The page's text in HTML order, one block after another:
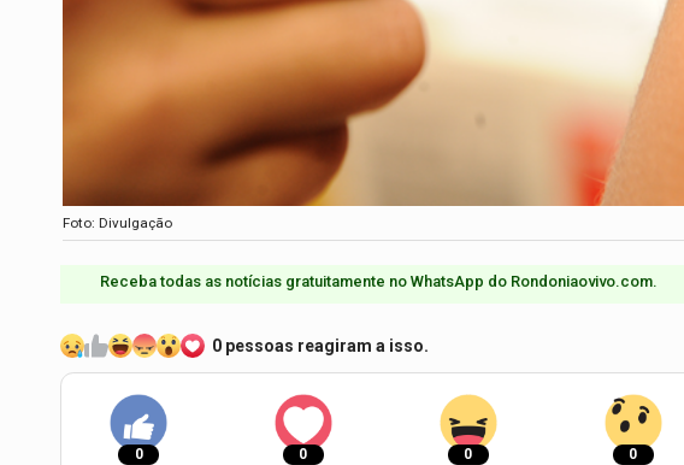
Foto: Divulgação
Receba todas as notícias gratuitamente no WhatsApp do Rondoniaovivo.com.​
0 pessoas reagiram a isso.
0 0 0 0